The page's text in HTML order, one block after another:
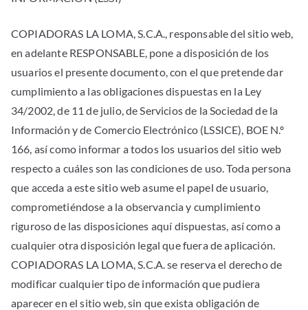
COPIADORAS LA LOMA, S.C.A., responsable del sitio web,
en adelante RESPONSABLE, pone a disposición de los
usuarios el presente documento, con el que pretende dar
cumplimiento a las obligaciones dispuestas en la Ley
34/2002, de 11 de julio, de Servicios de la Sociedad de la
Información y de Comercio Electrónico (LSSICE), BOE N.º
166, así como informar a todos los usuarios del sitio web
respecto a cuáles son las condiciones de uso. Toda persona
que acceda a este sitio web asume el papel de usuario,
comprometiéndose a la observancia y cumplimiento
riguroso de las disposiciones aquí dispuestas, así como a
cualquier otra disposición legal que fuera de aplicación.
COPIADORAS LA LOMA, S.C.A. se reserva el derecho de
modificar cualquier tipo de información que pudiera
aparecer en el sitio web, sin que exista obligación de